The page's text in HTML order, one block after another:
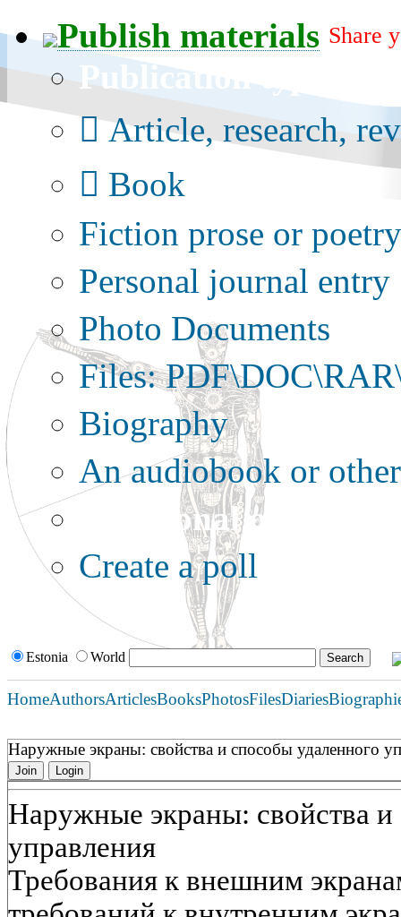
Publish materials Share
Publication type?
Article, research,
Book
Fiction prose or poetry
Personal journal entry
Photo Documents
Files:
Biography
An audiobook or
Additional options:
Create a poll
Estonia World
HomeAuthorsArticlesBooksPhotosFilesDiaries
Наружные экраны: свойства и способы удаленного
Join Login
Наружные экраны: свойства и
управления
Требования к внешним